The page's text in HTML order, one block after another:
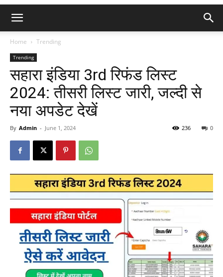
Home Trending
Trending
सहारा इंडिया 3rd रिफंड लिस्ट
2024: तीसरी लिस्ट जारी, जल्दी से
नया अपडेट देखें
By Admin - June 1, 2024 0
236